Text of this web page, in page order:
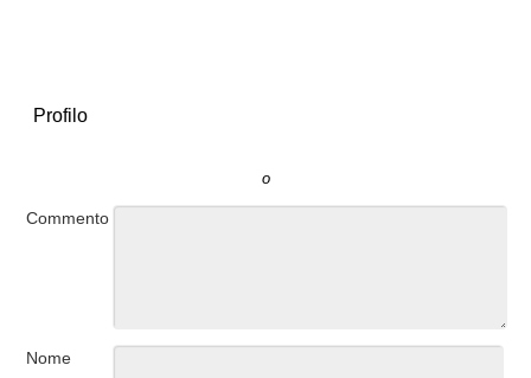
Profilo
o
Commento
Nome